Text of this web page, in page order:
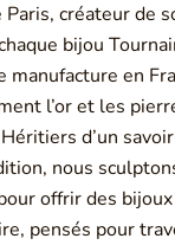
Paris, créateur de
bijou
manufacture en
l’or et les
d’un
nous
offrir des
pensés pour